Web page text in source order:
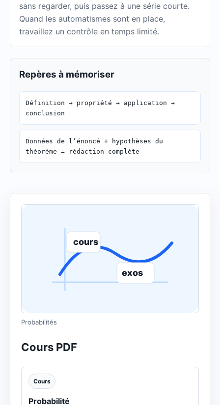
sans regarder, puis passez à une série courte.
Quand les automatismes sont en place,
travaillez un contrôle en temps limité.
Repères à mémoriser
Définition → propriété → application →
conclusion
Données de l’énoncé + hypothèses du
théorème = rédaction complète
cours
exos
Probabilités
Cours PDF
Cours
Probabilité